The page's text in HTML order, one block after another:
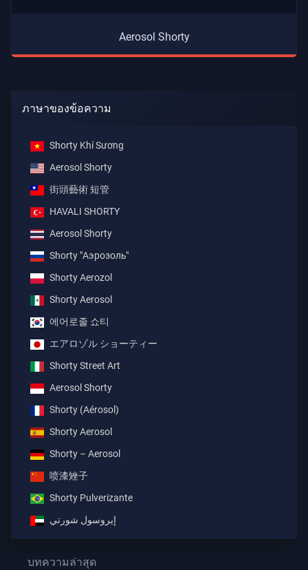
Aerosol Shorty
ภาษาของข้อความ
Shorty Khí Sương
Aerosol Shorty
街頭藝術 短管
HAVALI SHORTY
Aerosol Shorty
Shorty "Аэрозоль"
Shorty Aerozol
Shorty Aerosol
에어로졸 쇼티
エアロゾル ショーティー
Shorty Street Art
Aerosol Shorty
Shorty (Aérosol)
Shorty Aerosol
Shorty – Aerosol
喷漆矬子
Shorty Pulverizante
إيروسول شورتي
บทความล่าสุด